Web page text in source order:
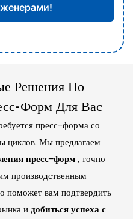
Решения По
Форм Для Вас
пресс-форма со
циклов. Мы предлагаем
пресс-форм, точно
производственным
поможет вам подтвердить
идобиться успеха с